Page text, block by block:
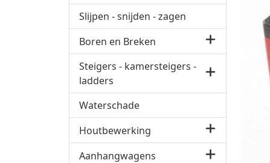
Slijpen - snijden - zagen
Boren en Breken
Steigers - kamersteigers -
ladders
Waterschade
Houtbewerking
Aanhangwagens